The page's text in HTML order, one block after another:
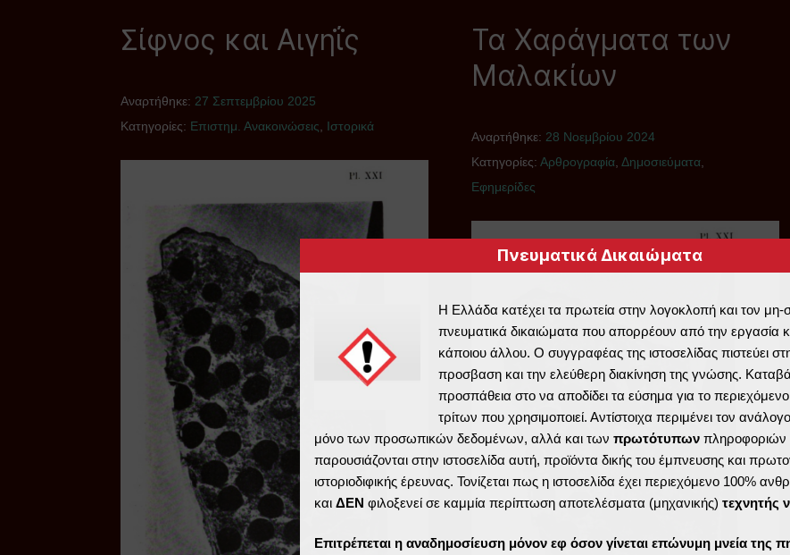
Σίφνος και Αιγηΐς
Αναρτήθηκε: 27 Σεπτεμβρίου 2025
Κατηγορίες: Επιστημ. Ανακοινώσεις Ιστορικά
Τα Χαράγματα των
Μαλακίων
Αναρτήθηκε: 28 Νοεμβρίου 2024
Κατηγορίες: Αρθρογραφία Δημοσιεύματα
Εφημερίδες
Πνευματικά Δικαιώματα
Η Ελλάδα κατέχει τα πρωτεία στην λογοκλοπή και τον
πνευματικά δικαιώματα που απορρέουν από την εργασία
κάποιου άλλου. Ο συγγραφέας της ιστοσελίδας πιστεύει
προσβαση και την ελεύθερη διακίνηση της γνώσης.
προσπάθεια στο να αποδίδει τα εύσημα για το περιεχόμενο
τρίτων που χρησιμοποιεί. Αντίστοιχα περιμένει τον
μόνο των προσωπικών δεδομένων, αλλά και των πρωτότυπων πληροφοριών
παρουσιάζονται στην ιστοσελίδα αυτή, προϊόντα δικής του έμπνευσης και
ιστοριοδιφικής έρευνας. Τονίζεται πως η ιστοσελίδα έχει περιεχόμενο 100%
και ΔΕΝ φιλοξενεί σε καμμία περίπτωση αποτελέσματα (μηχανικής) τεχνητής
Επιτρέπεται η αναδημοσίευση μόνον εφ όσον γίνεται επώνυμη μνεία της